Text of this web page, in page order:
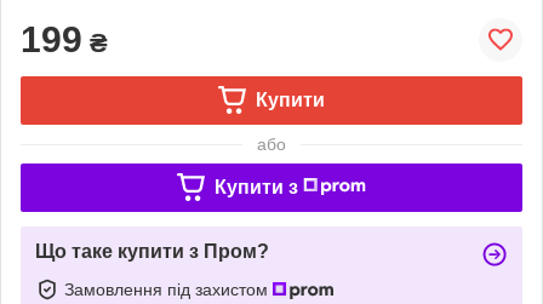
199 ₴
Купити
або
Купити з
Що таке купити з Пром?
Замовлення під захистом